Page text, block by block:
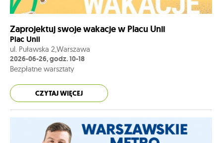
Zaprojektuj swoje wakacje w Placu Unii
Plac Unii
ul. Puławska 2,Warszawa
2026-06-26, godz. 10-18
Bezpłatne warsztaty
CZYTAJ WIĘCEJ